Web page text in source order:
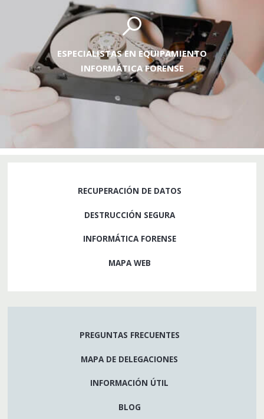
ESPECIALISTAS EN EQUIPAMIENTO
INFORMÁTICA FORENSE
RECUPERACIÓN DE DATOS
DESTRUCCIÓN SEGURA
INFORMÁTICA FORENSE
MAPA WEB
PREGUNTAS FRECUENTES
MAPA DE DELEGACIONES
INFORMACIÓN ÚTIL
BLOG